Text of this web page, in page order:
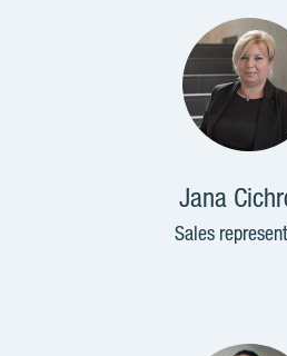
Jana
Sales